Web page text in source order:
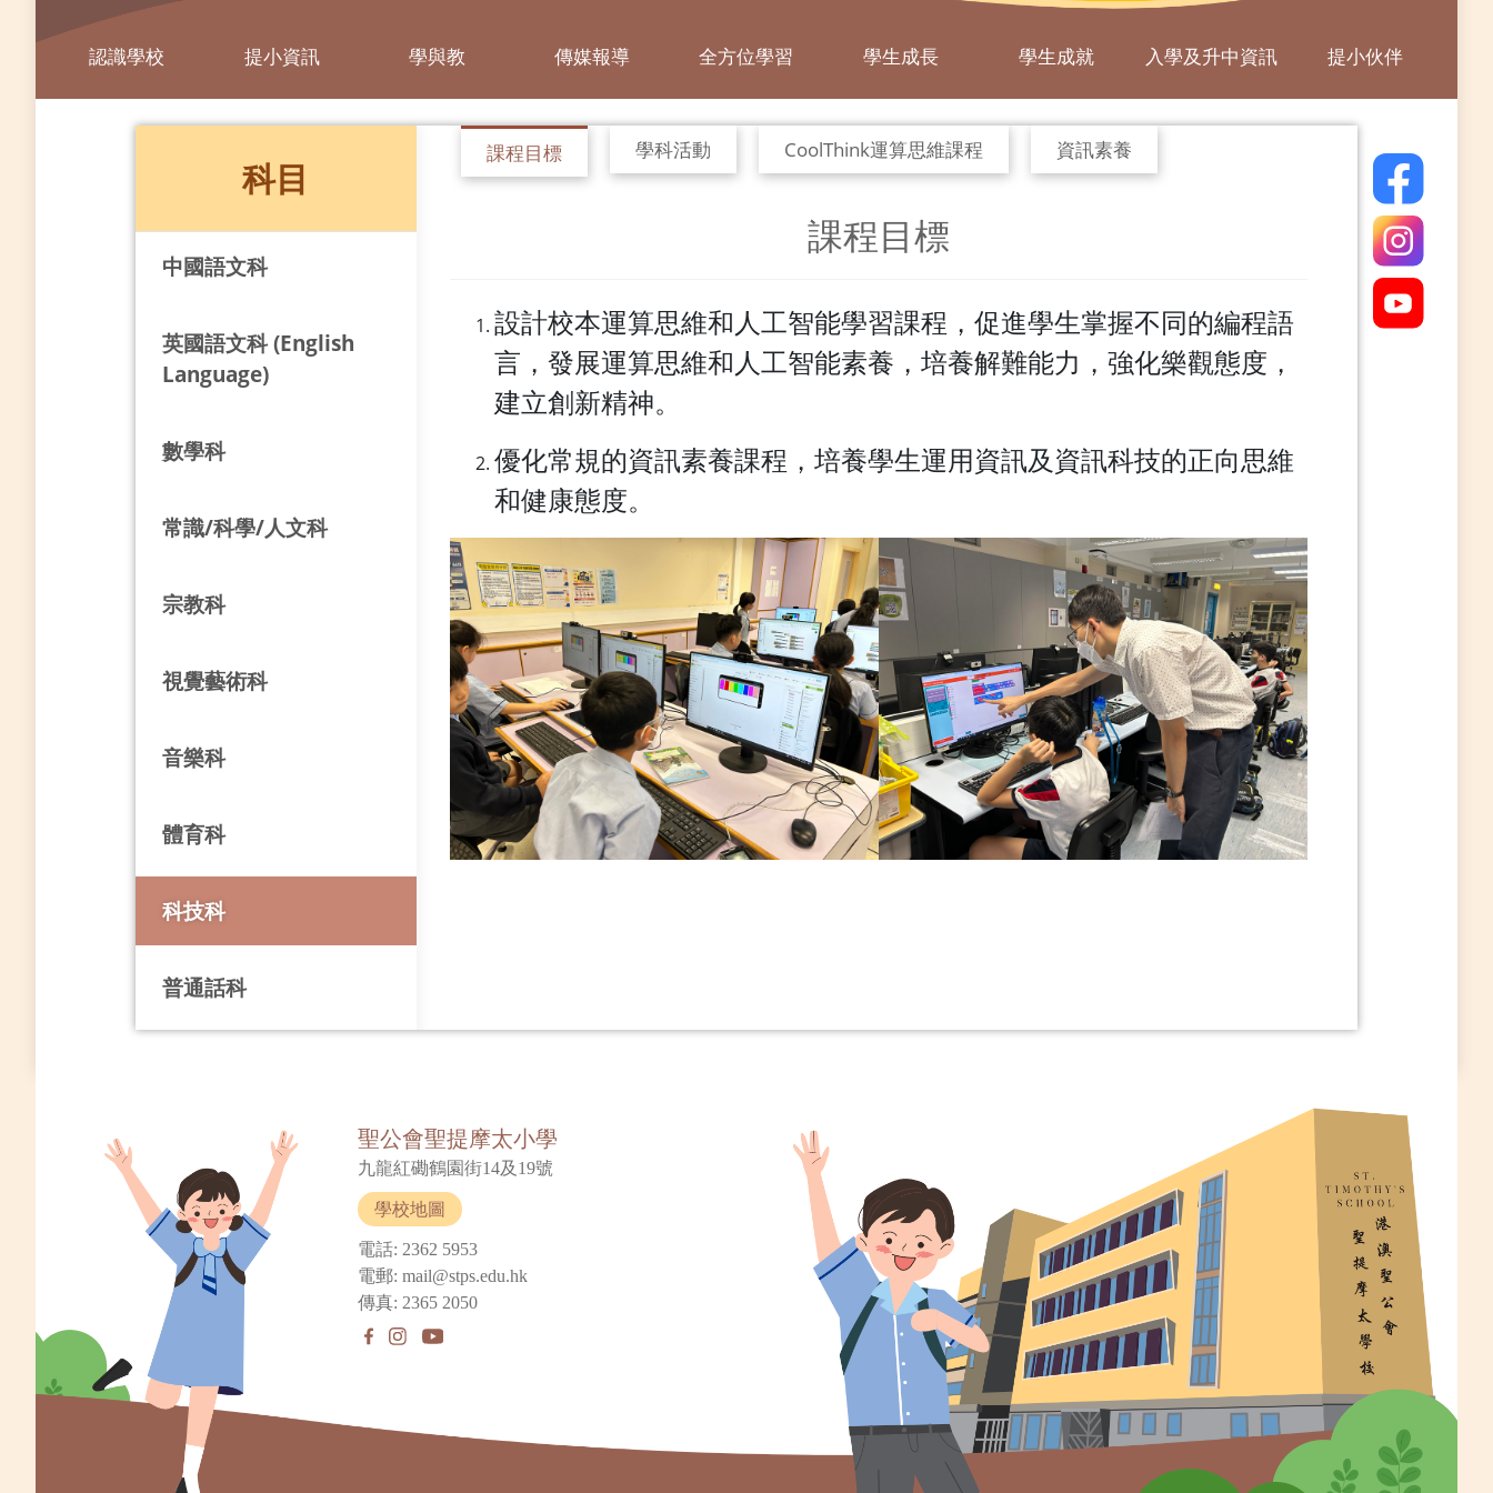
認識學校 提小資訊 學與教 傳媒報導 全方位學習 學生成長 學生成就 入學及升中資訊 提小伙伴
科目
中國語文科
英國語文科 (English
Language)
數學科
常識/科學/人文科
宗教科
視覺藝術科
音樂科
體育科
科技科
普通話科
課程目標 學科活動 CoolThink運算思維課程 資訊素養
課程目標
設計校本運算思維和人工智能學習課程，促進學生掌握不同的編程語
言，發展運算思維和人工智能素養，培養解難能力，強化樂觀態度，
建立創新精神。
優化常規的資訊素養課程，培養學生運用資訊及資訊科技的正向思維
和健康態度。
聖公會聖提摩太小學
九龍紅磡鶴園街14及19號
學校地圖
電話: 2362 5953
電郵: mail@stps.edu.hk
傳真: 2365 2050